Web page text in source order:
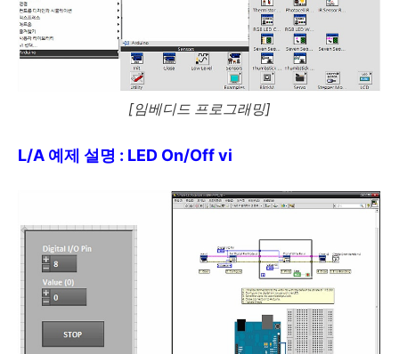
[임베디드 프로그래밍]
L/A 예제 설명 : LED On/Off vi